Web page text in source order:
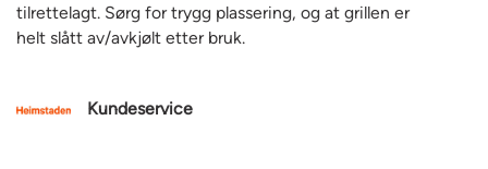
tilrettelagt. Sørg for trygg plassering, og at grillen er
helt slått av/avkjølt etter bruk.
Kundeservice